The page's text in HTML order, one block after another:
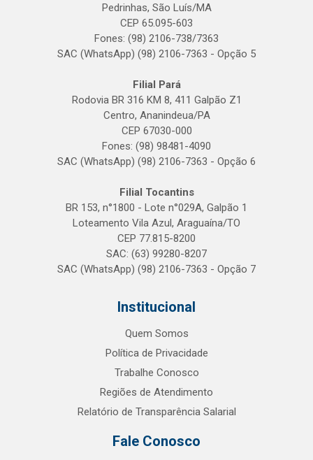
Pedrinhas, São Luís/MA
CEP 65.095-603
Fones: (98) 2106-738/7363
SAC (WhatsApp) (98) 2106-7363 - Opção 5
Filial Pará
Rodovia BR 316 KM 8, 411 Galpão Z1
Centro, Ananindeua/PA
CEP 67030-000
Fones: (98) 98481-4090
SAC (WhatsApp) (98) 2106-7363 - Opção 6
Filial Tocantins
BR 153, n°1800 - Lote n°029A, Galpão 1
Loteamento Vila Azul, Araguaína/TO
CEP 77.815-8200
SAC: (63) 99280-8207
SAC (WhatsApp) (98) 2106-7363 - Opção 7
Institucional
Quem Somos
Política de Privacidade
Trabalhe Conosco
Regiões de Atendimento
Relatório de Transparência Salarial
Fale Conosco